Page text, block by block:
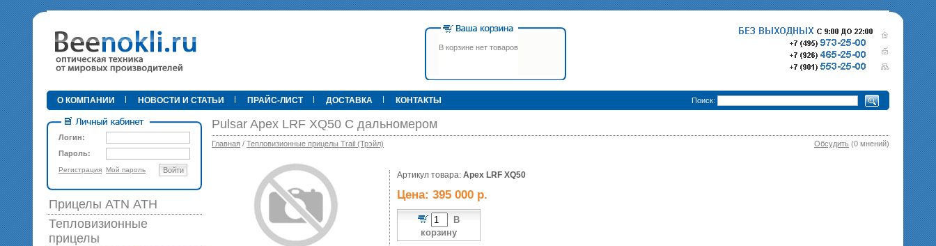
• •
В корзине нет товаров
89 000 р. 79 900 р.
Прицел ATN X-Sight-4k Pro,
3-14, день/ночь (до
600м/400м), трубка 30мм,
фото/видео, IOS/Android, до
6000Дж, 940гр.
395 000 р.
О КОМПАНИИ НОВОСТИ И СТАТЬИ ПРАЙС-ЛИСТ ДОСТАВКА КОНТАКТЫ Поиск:
Логин:
Пароль:
Регистрация Мой пароль Войти
Прицелы ATN АТН
Тепловизионные
прицелы
Pulsar Apex LRF XQ50 С дальномером
Обсудить (0 мнений)
Главная / Тепловизионные прицелы Trail (Трэйл)
Артикул товара: Apex LRF XQ50
Цена: 395 000 р.
В
корзину